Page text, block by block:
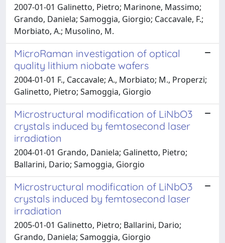
2007-01-01 Galinetto, Pietro; Marinone, Massimo;
Grando, Daniela; Samoggia, Giorgio; Caccavale, F.;
Morbiato, A.; Musolino, M.
MicroRaman investigation of optical
quality lithium niobate wafers
2004-01-01 F., Caccavale; A., Morbiato; M., Properzi;
Galinetto, Pietro; Samoggia, Giorgio
Microstructural modification of LiNbO3
crystals induced by femtosecond laser
irradiation
2004-01-01 Grando, Daniela; Galinetto, Pietro;
Ballarini, Dario; Samoggia, Giorgio
Microstructural modification of LiNbO3
crystals induced by femtosecond laser
irradiation
2005-01-01 Galinetto, Pietro; Ballarini, Dario;
Grando, Daniela; Samoggia, Giorgio